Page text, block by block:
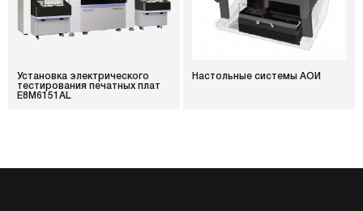
Установка электрического
тестирования печатных плат
E8M6151AL
Настольные системы АОИ